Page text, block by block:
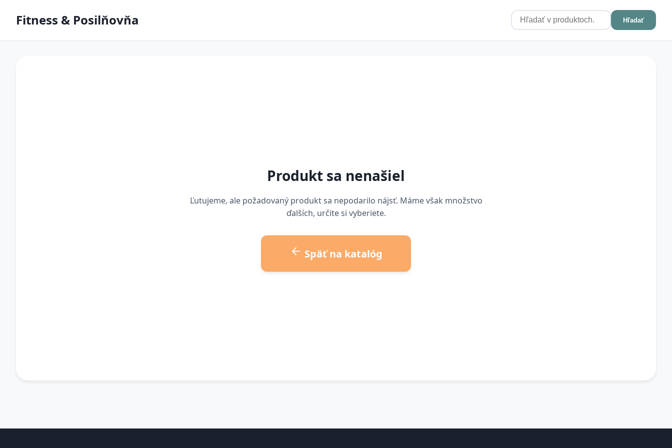
Fitness & Posilňovňa Hľadať
Produkt sa nenašiel
Ľutujeme, ale požadovaný produkt sa nepodarilo nájsť. Máme však množstvo
ďalších, určite si vyberiete.
Späť na katalóg